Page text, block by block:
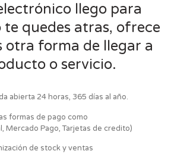
llego para
te quedes atras, ofrece
otra forma de llegar a
o servicio.
abierta 24 horas, 365 días al año.
formas de pago como
Mercado Pago, Tarjetas de credito)
de stock y ventas